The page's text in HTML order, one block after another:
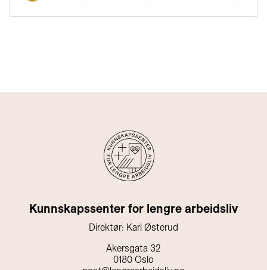
Kunnskapssenter for lengre arbeidsliv
Direktør: Kari Østerud
Akersgata 32
0180 Oslo